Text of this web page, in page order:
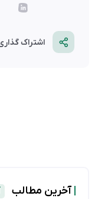
اشتراک
آخرین مطالب